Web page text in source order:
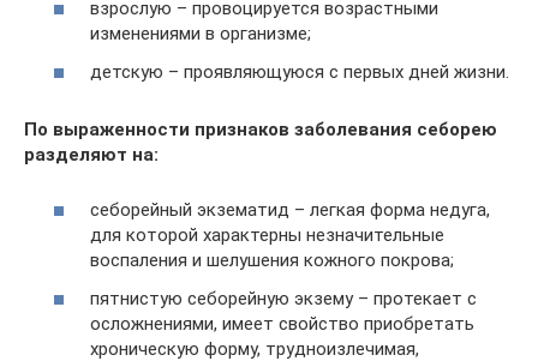
взрослую – провоцируется возрастными
изменениями в организме;
детскую – проявляющуюся с первых дней жизни.
По выраженности признаков заболевания себорею
разделяют на:
себорейный экзематид – легкая форма недуга,
для которой характерны незначительные
воспаления и шелушения кожного покрова;
пятнистую себорейную экзему – протекает с
осложнениями, имеет свойство приобретать
хроническую форму, трудноизлечимая,